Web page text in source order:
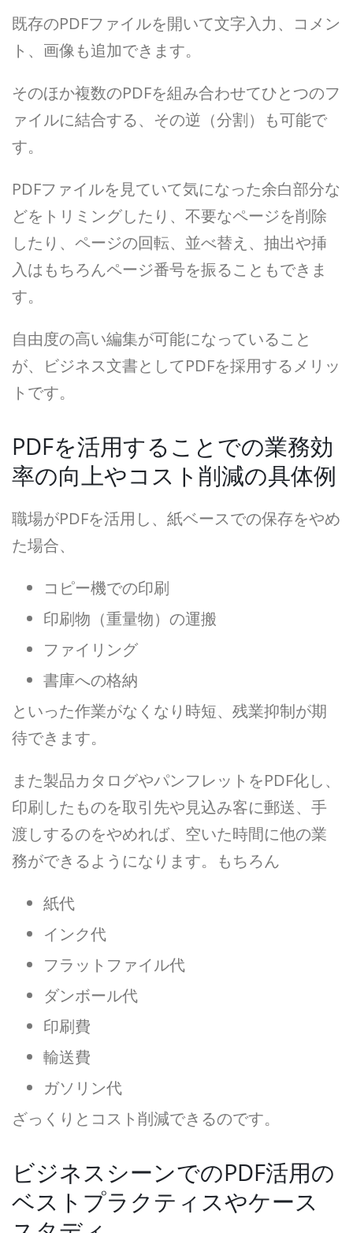
既存のPDFファイルを開いて文字入力、コメン
ト、画像も追加できます。
そのほか複数のPDFを組み合わせてひとつのフ
ァイルに結合する、その逆（分割）も可能で
す。
PDFファイルを見ていて気になった余白部分な
どをトリミングしたり、不要なページを削除
したり、ページの回転、並べ替え、抽出や挿
入はもちろんページ番号を振ることもできま
す。
自由度の高い編集が可能になっていること
が、ビジネス文書としてPDFを採用するメリッ
トです。
PDFを活用することでの業務効
率の向上やコスト削減の具体例
職場がPDFを活用し、紙ベースでの保存をやめ
た場合、
コピー機での印刷
印刷物（重量物）の運搬
ファイリング
書庫への格納
といった作業がなくなり時短、残業抑制が期
待できます。
また製品カタログやパンフレットをPDF化し、
印刷したものを取引先や見込み客に郵送、手
渡しするのをやめれば、空いた時間に他の業
務ができるようになります。もちろん
紙代
インク代
フラットファイル代
ダンボール代
印刷費
輸送費
ガソリン代
ざっくりとコスト削減できるのです。
ビジネスシーンでのPDF活用の
ベストプラクティスやケース